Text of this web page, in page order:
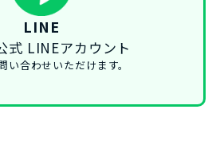
LINE
式 LINEアカウント
い合わせいただけます。